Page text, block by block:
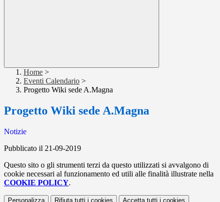
Home >
Eventi Calendario >
Progetto Wiki sede A.Magna
Progetto Wiki sede A.Magna
Notizie
Pubblicato il 21-09-2019
Questo sito o gli strumenti terzi da questo utilizzati si avvalgono di
cookie necessari al funzionamento ed utili alle finalità illustrate nella
COOKIE POLICY.
Personalizza Rifiuta tutti i cookies Accetta tutti i cookies